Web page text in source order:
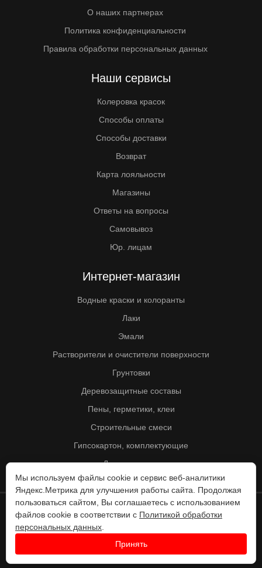
О наших партнерах
Политика конфиденциальности
Правила обработки персональных данных
Наши сервисы
Колеровка красок
Способы оплаты
Способы доставки
Возврат
Карта лояльности
Магазины
Ответы на вопросы
Самовывоз
Юр. лицам
Интернет-магазин
Водные краски и колоранты
Лаки
Эмали
Растворители и очистители поверхности
Грунтовки
Деревозащитные составы
Пены, герметики, клеи
Строительные смеси
Гипсокартон, комплектующие
Другие товары
© Колорит 1995 - 2026
Разработка веб-сайта -
Мы используем файлы cookie и сервис веб-аналитики
Яндекс.Метрика для улучшения работы сайта. Продолжая
пользоваться сайтом, Вы соглашаетесь с использованием
файлов cookie в соответствии с Политикой обработки
персональных данных
Принять